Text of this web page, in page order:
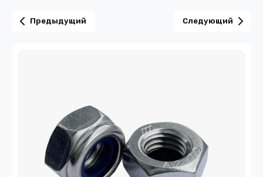
Предыдущий Следующий